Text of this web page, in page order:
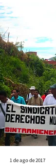
1 de ago de 2017